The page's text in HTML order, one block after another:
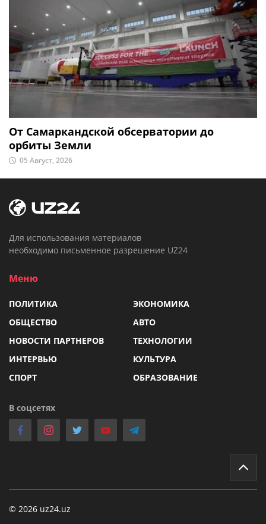
От Самаркандской обсерватории до
орбиты Земли
05 Август, 2026
Для использования материалов
необходимо письменное разрешение UZ24
Меню
ПОЛИТИКА
ЭКОНОМИКА
ОБЩЕСТВО
АВТО
НОВОСТИ ПАРТНЕРОВ
ТЕХНОЛОГИИ
ИНТЕРВЬЮ
КУЛЬТУРА
СПОРТ
ОБРАЗОВАНИЕ
В соцсетях
© 2026 uz24.uz